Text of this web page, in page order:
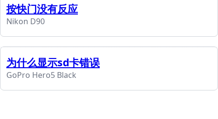
按快门没有反应
Nikon D90
为什么显示sd卡错误
GoPro Hero5 Black